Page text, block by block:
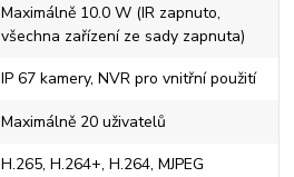
Maximálně 10.0 W (IR zapnuto,
všechna zařízení ze sady zapnuta)
IP 67 kamery, NVR pro vnitřní použití
Maximálně 20 uživatelů
H.265, H.264+, H.264, MJPEG